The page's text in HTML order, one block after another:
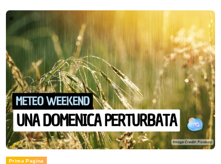
Prima Pagina